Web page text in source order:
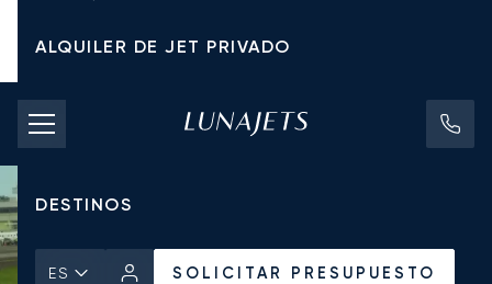
ALQUILER DE JET PRIVADO
TARIFAS DE CHÁRTER
JETS PRIVADOS
DESTINOS
ES SOLICITAR PRESUPUESTO